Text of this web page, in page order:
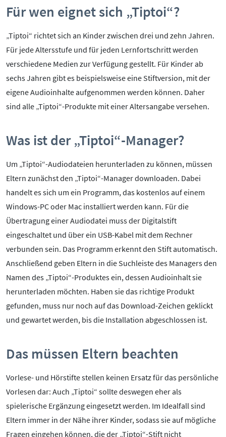
Für wen eignet sich „Tiptoi“?
„Tiptoi“ richtet sich an Kinder zwischen drei und zehn Jahren.
Für jede Altersstufe und für jeden Lernfortschritt werden
verschiedene Medien zur Verfügung gestellt. Für Kinder ab
sechs Jahren gibt es beispielsweise eine Stiftversion, mit der
eigene Audioinhalte aufgenommen werden können. Daher
sind alle „Tiptoi“-Produkte mit einer Altersangabe versehen.
Was ist der „Tiptoi“-Manager?
Um „Tiptoi“-Audiodateien herunterladen zu können, müssen
Eltern zunächst den „Tiptoi“-Manager downloaden. Dabei
handelt es sich um ein Programm, das kostenlos auf einem
Windows-PC oder Mac installiert werden kann. Für die
Übertragung einer Audiodatei muss der Digitalstift
eingeschaltet und über ein USB-Kabel mit dem Rechner
verbunden sein. Das Programm erkennt den Stift automatisch.
Anschließend geben Eltern in die Suchleiste des Managers den
Namen des „Tiptoi“-Produktes ein, dessen Audioinhalt sie
herunterladen möchten. Haben sie das richtige Produkt
gefunden, muss nur noch auf das Download-Zeichen geklickt
und gewartet werden, bis die Installation abgeschlossen ist.
Das müssen Eltern beachten
Vorlese- und Hörstifte stellen keinen Ersatz für das persönliche
Vorlesen dar: Auch „Tiptoi“ sollte deswegen eher als
spielerische Ergänzung eingesetzt werden. Im Idealfall sind
Eltern immer in der Nähe ihrer Kinder, sodass sie auf mögliche
Fragen eingehen können, die der „Tiptoi“-Stift nicht
Initiative
Kooperationen
Beirat
BotschafterInnen
Impressum
Datenschutz
Barrierefreiheit
Medienkurse
Online-Game
Presse
Mediathek
Mediencoaches
Materialien
Medienquiz
Newsletter